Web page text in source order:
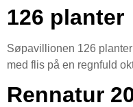
126 planter
Søpavillionen 126
med flis på en regnfuld
Rennatur